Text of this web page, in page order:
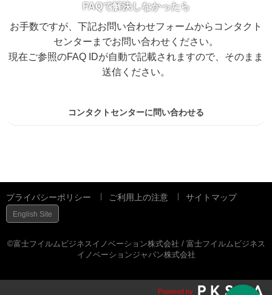
FAQで解決しなかったら
お手数ですが、下記お問い合わせフォームからコンタクト
センターまでお問い合わせください。
現在ご参照のFAQ IDが自動で記載されますので、そのまま
送信ください。
コンタクトセンターに問い合わせる
プライバシーポリシー ご利用上の注意 サイトマップ
English Site
©富士フイルムビジネスイノベーション株式会社 / 富士フイルムビジネス
イノベーションジャパン株式会社
Powered by